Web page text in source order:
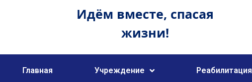
Идём вместе, спасая
жизни!
Главная Учреждение Реабилитация